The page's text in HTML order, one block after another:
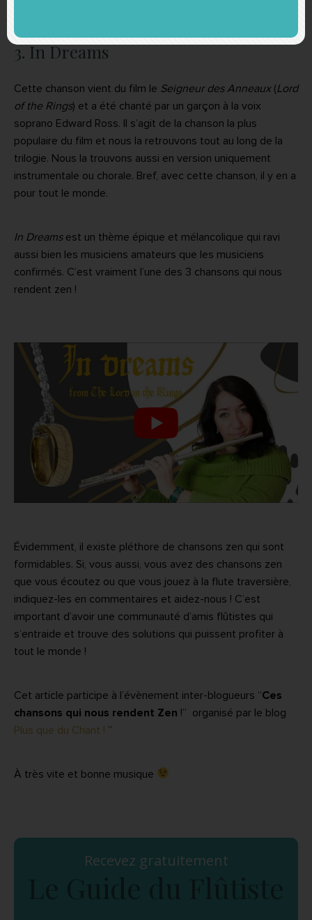
3. In Dreams
Cette chanson vient du film le Seigneur des Anneaux(Lord
of the Rings) et a été chanté par un garçon à la voix
soprano Edward Ross. Il s’agit de la chanson la plus
populaire du film et nous la retrouvons tout au long de la
trilogie. Nous la trouvons aussi en version uniquement
instrumentale ou chorale. Bref, avec cette chanson, il y en a
pour tout le monde.
In Dreamsest un thème épique et mélancolique qui ravi
aussi bien les musiciens amateurs que les musiciens
confirmés. C’est vraiment l’une des 3 chansons qui nous
rendent zen !
Évidemment, il existe pléthore de chansons zen qui sont
formidables. Si, vous aussi, vous avez des chansons zen
que vous écoutez ou que vous jouez à la flute traversière,
indiquez-les en commentaires et aidez-nous ! C’est
important d’avoir une communauté d’amis flûtistes qui
s’entraide et trouve des solutions qui puissent profiter à
tout le monde !
Cet article participe à l’évènement inter-blogueurs “Ces
chansons qui nous rendent Zen !” organisé par le blog
Plus que du Chant ! ”
À très vite et bonne musique
Recevez gratuitement